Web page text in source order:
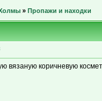
» Пропажи и находки
вязаную коричневую